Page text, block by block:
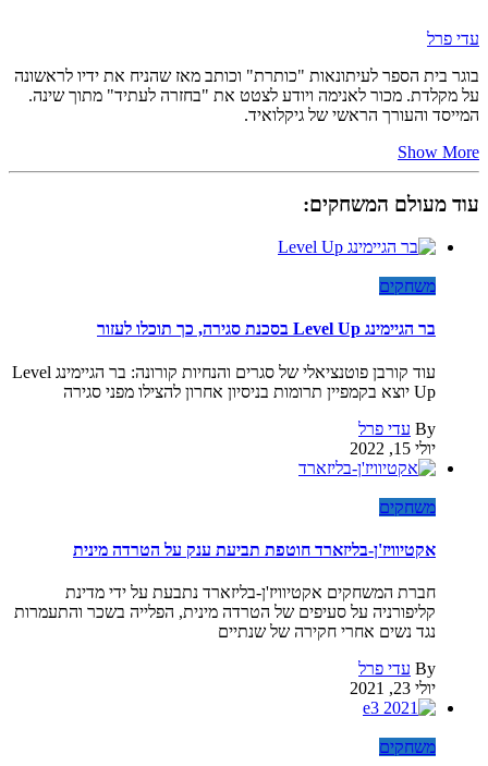
עדי פרל
בוגר בית הספר לעיתונאות "כותרת" וכותב מאז שהניח את ידיו לראשונה
על מקלדת. מכור לאנימה ויודע לצטט את "בחזרה לעתיד" מתוך שינה.
המייסד והעורך הראשי של גיקלואיד.
Show More
עוד מעולם המשחקים:
משחקים
בר הגיימינג Level Up בסכנת סגירה, כך תוכלו לעזור
עוד קורבן פוטנציאלי של סגרים והנחיות קורונה: בר הגיימינג Level
Up יוצא בקמפיין תרומות בניסיון אחרון להצילו מפני סגירה
By עדי פרל
יולי 15, 2022
משחקים
אקטיוויז'ן-בליזארד חוטפת תביעת ענק על הטרדה מינית
חברת המשחקים אקטיוויז'ן-בליזארד נתבעת על ידי מדינת
קליפורניה על סעיפים של הטרדה מינית, הפלייה בשכר והתעמרות
נגד נשים אחרי חקירה של שנתיים
By עדי פרל
יולי 23, 2021
משחקים